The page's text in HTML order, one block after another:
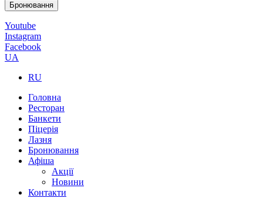
Бронювання
Youtube
Instagram
Facebook
UA
RU
Головна
Ресторан
Банкети
Піцерія
Лазня
Бронювання
Афіша
Акції
Новини
Контакти